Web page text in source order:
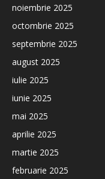
noiembrie 2025
octombrie 2025
septembrie 2025
august 2025
iulie 2025
iunie 2025
mai 2025
aprilie 2025
martie 2025
februarie 2025